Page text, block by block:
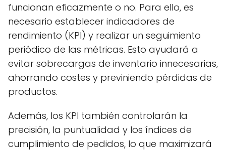
funcionan eficazmente o no. Para ello, es
necesario establecer indicadores de
rendimiento (KPI) y realizar un seguimiento
periódico de las métricas. Esto ayudará a
evitar sobrecargas de inventario innecesarias,
ahorrando costes y previniendo pérdidas de
productos.
Además, los KPI también controlarán la
precisión, la puntualidad y los índices de
cumplimiento de pedidos, lo que maximizará